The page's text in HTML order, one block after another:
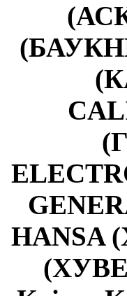
HANSA